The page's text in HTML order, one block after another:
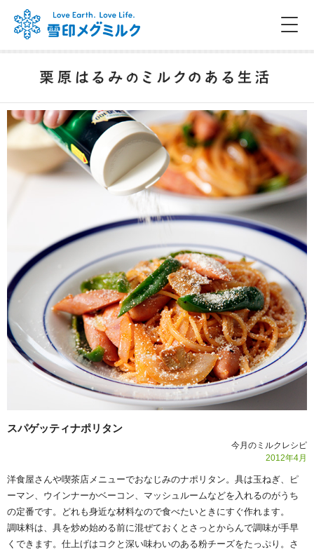
スパゲッティナポリタン
今月のミルクレシピ
2012年4月
洋食屋さんや喫茶店メニューでおなじみのナポリタン。具は玉ねぎ、ピ
ーマン、ウインナーかベーコン、マッシュルームなどを入れるのがうち
の定番です。どれも身近な材料なので食べたいときにすぐ作れます。
調味料は、具を炒め始める前に混ぜておくとさっとからんで調味が手早
くできます。仕上げはコクと深い味わいのある粉チーズをたっぷり。さ